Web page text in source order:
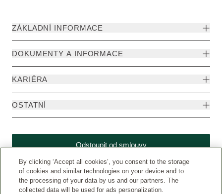
ZÁKLADNÍ INFORMACE
DOKUMENTY A INFORMACE
KARIÉRA
OSTATNÍ
Odstoupit od smlouvy
By clicking ‘Accept all cookies’, you consent to the storage
of cookies and similar technologies on your device and to
the processing of your data by us and our partners. The
collected data will be used for ads personalization.